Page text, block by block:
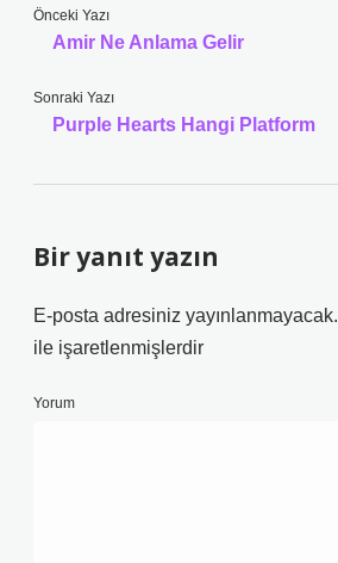
Önceki Yazı
Amir Ne Anlama Gelir
Sonraki Yazı
Purple Hearts Hangi Platform
Bir yanıt yazın
E-posta adresiniz yayınlanmayacak.
ile işaretlenmişlerdir
Yorum